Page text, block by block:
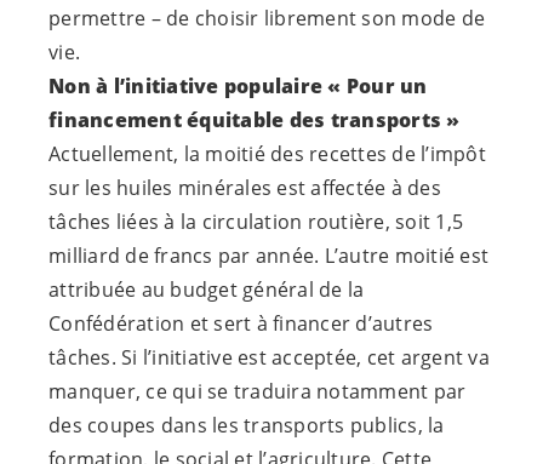
permettre – de choisir librement son mode de
vie.
Non à l’initiative populaire « Pour un
financement équitable des transports »
Actuellement, la moitié des recettes de l’impôt
sur les huiles minérales est affectée à des
tâches liées à la circulation routière, soit 1,5
milliard de francs par année. L’autre moitié est
attribuée au budget général de la
Confédération et sert à financer d’autres
tâches. Si l’initiative est acceptée, cet argent va
manquer, ce qui se traduira notamment par
des coupes dans les transports publics, la